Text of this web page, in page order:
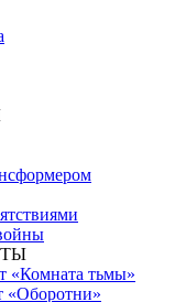
«Комната тьмы»
«Оборотни»